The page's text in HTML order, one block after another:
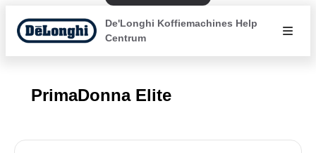
De'Longhi Koffiemachines Help
Centrum
PrimaDonna Elite